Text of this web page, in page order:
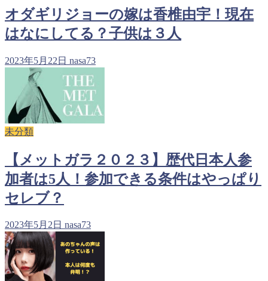
オダギリジョーの嫁は香椎由宇！現在
はなにしてる？子供は３人
2023年5月22日 nasa73
未分類
【メットガラ２０２３】歴代日本人参
加者は5人！参加できる条件はやっぱり
セレブ？
2023年5月2日 nasa73